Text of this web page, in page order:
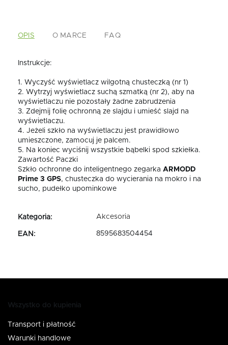
OPIS O MARCE FAQ
Instrukcje:
1. Wyczyść wyświetlacz wilgotną chusteczką (nr 1)
2. Wytrzyj wyświetlacz suchą szmatką (nr 2), aby na
wyświetlaczu nie pozostały żadne zabrudzenia
3. Zdejmij folię ochronną ze slajdu i umieść slajd na
wyświetlaczu.
4. Jeżeli szkło na wyświetlaczu jest prawidłowo
umieszczone, zamocuj je palcem.
5. Na koniec wyciśnij wszystkie bąbelki spod szkiełka.
Zawartość Paczki
Szkło ochronne do inteligentnego zegarka ARMODD
Prime 3 GPS, chusteczka do wycierania na mokro i na
sucho, pudełko upominkowe
Kategoria: Akcesoria
EAN : 8595683504454
Wszystko do kupienia
Transport i płatność
Warunki handlowe